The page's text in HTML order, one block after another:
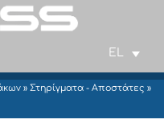
EL
» Στηρίγματα - Αποστάτες »